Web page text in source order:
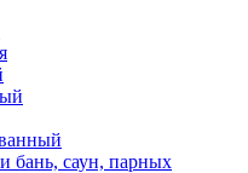
бань, саун, парных